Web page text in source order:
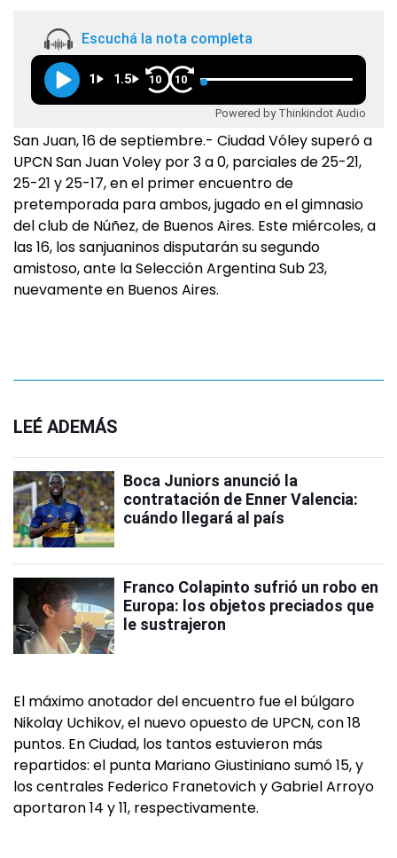
Escuchá la nota completa
1 1.5 10 10
Powered by Thinkindot Audio
San Juan, 16 de septiembre.- Ciudad Vóley superó a
UPCN San Juan Voley por 3 a 0, parciales de 25-21,
25-21 y 25-17, en el primer encuentro de
pretemporada para ambos, jugado en el gimnasio
del club de Núñez, de Buenos Aires. Este miércoles, a
las 16, los sanjuaninos disputarán su segundo
amistoso, ante la Selección Argentina Sub 23,
nuevamente en Buenos Aires.
LEÉ ADEMÁS
Boca Juniors anunció la
contratación de Enner Valencia:
cuándo llegará al país
Franco Colapinto sufrió un robo en
Europa: los objetos preciados que
le sustrajeron
El máximo anotador del encuentro fue el búlgaro
Nikolay Uchikov, el nuevo opuesto de UPCN, con 18
puntos. En Ciudad, los tantos estuvieron más
repartidos: el punta Mariano Giustiniano sumó 15, y
los centrales Federico Franetovich y Gabriel Arroyo
aportaron 14 y 11, respectivamente.